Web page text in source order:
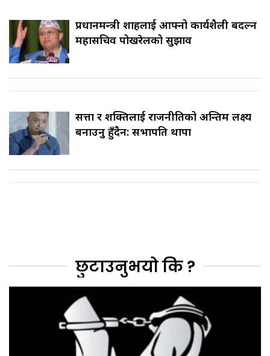
प्रधानमन्त्री शाहलाई आफ्नो कार्यशैली बदल्न
महासचिव पोखरेलको सुझाव
सत्ता र शक्तिलाई राजनीतिको अन्तिम लक्ष्य
बनाउनु हुँदैन: सभापति थापा
छुटाउनुभयो कि ?